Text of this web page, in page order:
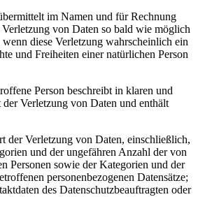
im Namen und für Rechnung
von Daten so bald wie möglich
diese Verletzung wahrscheinlich ein
und Freiheiten einer natürlichen Person
Person beschreibt in klaren und
Verletzung von Daten und enthält
der Verletzung von Daten, einschließlich,
und der ungefähren Anzahl der von
Personen sowie der Kategorien und der
personenbezogenen Datensätze;
des Datenschutzbeauftragten oder